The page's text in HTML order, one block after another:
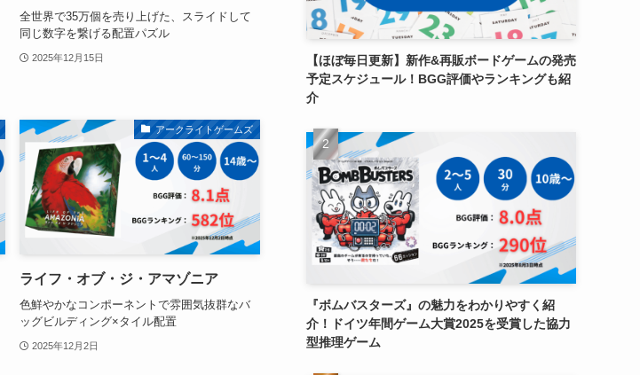
全世界で35万個を売り上げた、スライドして
同じ数字を繋げる配置パズル
2025年12月15日
アークライトゲームズ
ライフ・オブ・ジ・アマゾニア
色鮮やかなコンポーネントで雰囲気抜群なバ
ッグビルディング×タイル配置
2025年12月2日
【ほぼ毎日更新】新作&再販ボードゲームの発売
予定スケジュール！BGG評価やランキングも紹
介
『ボムバスターズ』の魅力をわかりやすく紹
介！ドイツ年間ゲーム大賞2025を受賞した協力
型推理ゲーム